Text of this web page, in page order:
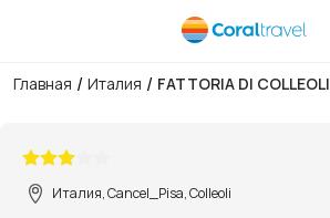
Главная / Италия / FATTORIA DI COLLEOLI
Италия, Cancel_Pisa, Colleoli